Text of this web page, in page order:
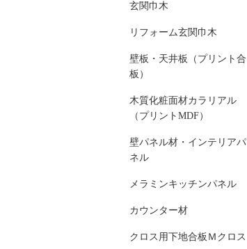
玄関巾木
リフォーム玄関巾木
壁板・天井板（プリント合
板）
木質化粧面材カラリアル
（プリントMDF）
壁パネル材・インテリアパ
ネル
メラミンキッチンパネル
カウンター材
クロス用下地合板Ｍクロス